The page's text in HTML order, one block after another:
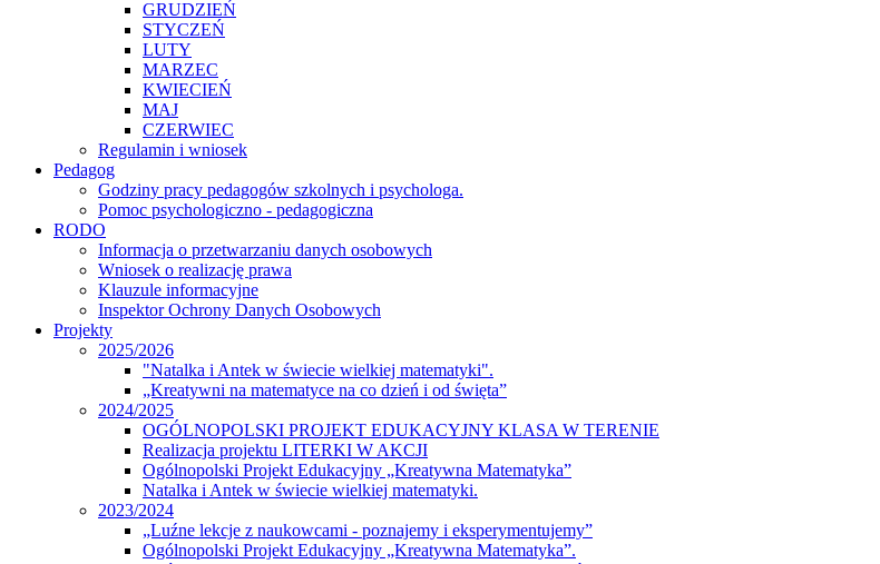
GRUDZIEŃ
STYCZEŃ
LUTY
MARZEC
KWIECIEŃ
MAJ
CZERWIEC
Regulamin i wniosek
Pedagog
Godziny pracy pedagogów szkolnych i psychologa.
Pomoc psychologiczno - pedagogiczna
RODO
Informacja o przetwarzaniu danych osobowych
Wniosek o realizację prawa
Klauzule informacyjne
Inspektor Ochrony Danych Osobowych
Projekty
2025/2026
"Natalka i Antek w świecie wielkiej matematyki".
„Kreatywni na matematyce na co dzień i od święta”
2024/2025
OGÓLNOPOLSKI PROJEKT EDUKACYJNY KLASA W TERENIE
Realizacja projektu LITERKI W AKCJI
Ogólnopolski Projekt Edukacyjny „Kreatywna Matematyka”
Natalka i Antek w świecie wielkiej matematyki.
2023/2024
„Luźne lekcje z naukowcami - poznajemy i eksperymentujemy”
Ogólnopolski Projekt Edukacyjny „Kreatywna Matematyka”.